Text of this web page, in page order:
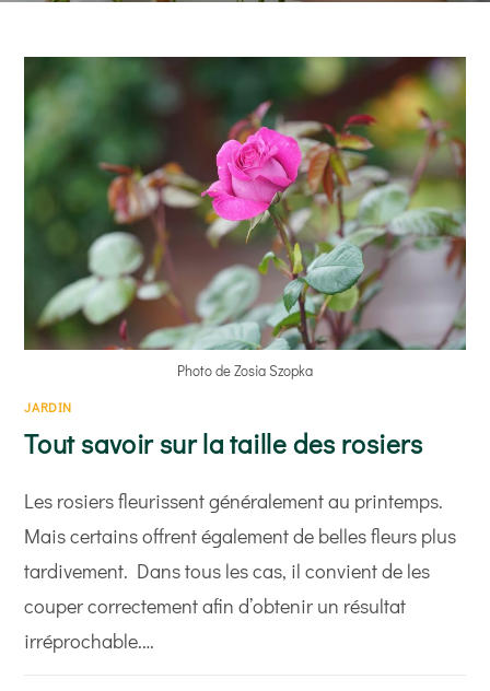
un emplacement lumineux…
Photo de Zosia Szopka
JARDIN
Tout savoir sur la taille des rosiers
Les rosiers fleurissent généralement au printemps.
Mais certains offrent également de belles fleurs plus
tardivement. Dans tous les cas, il convient de les
couper correctement afin d’obtenir un résultat
irréprochable.…